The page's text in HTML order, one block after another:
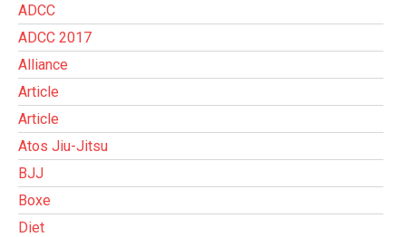
ADCC
ADCC 2017
Alliance
Article
Article
Atos Jiu-Jitsu
BJJ
Boxe
Diet